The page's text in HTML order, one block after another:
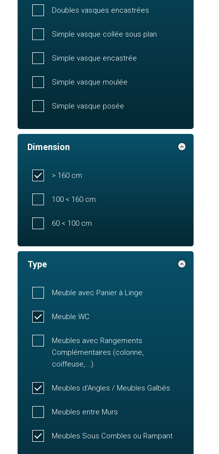
Doubles vasques encastrées
Simple vasque collée sous plan
Simple vasque encastrée
Simple vasque moulée
Simple vasque posée
Dimension
> 160 cm
100 < 160 cm
60 < 100 cm
Type
Meuble avec Panier à Linge
Meuble WC
Meubles avec Rangements
Complémentaires (colonne,
coiffeuse,...)
Meubles d'Angles / Meubles Galbés
Meubles entre Murs
Meubles Sous Combles ou Rampant